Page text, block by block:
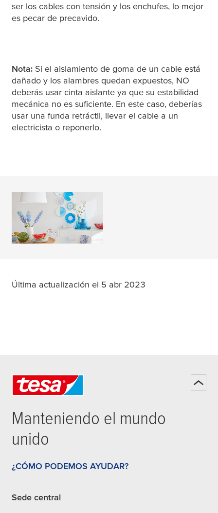
ser los cables con tensión y los enchufes, lo mejor
es pecar de precavido.
Nota: Si el aislamiento de goma de un cable está
dañado y los alambres quedan expuestos, NO
deberás usar cinta aislante ya que su estabilidad
mecánica no es suficiente. En este caso, deberías
usar una funda retráctil, llevar el cable a un
electricista o reponerlo.
DIY Magazine
LEER MÁS
Última actualización el 5 abr 2023
Manteniendo el mundo
unido
¿CÓMO PODEMOS AYUDAR?
Sede central